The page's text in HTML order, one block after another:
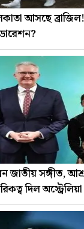
আসছে
জাতীয় সঙ্গীত,
দিল অস্ট্রেলিয়া